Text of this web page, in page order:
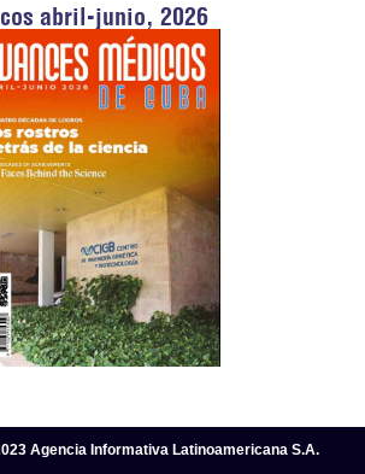
abril-junio, 2026
Agencia Informativa Latinoamericana S.A.